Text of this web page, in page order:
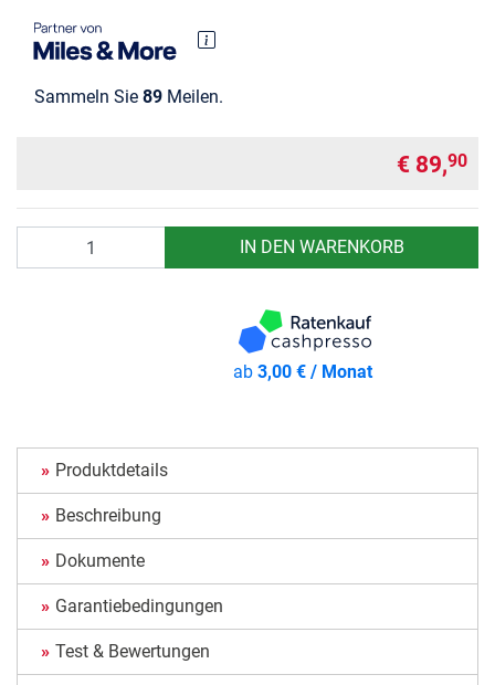
Sammeln Sie 89 Meilen.
€ 89,90
IN DEN WARENKORB
ab3,00 € / Monat
Produktdetails
Beschreibung
Dokumente
Garantiebedingungen
Test & Bewertungen